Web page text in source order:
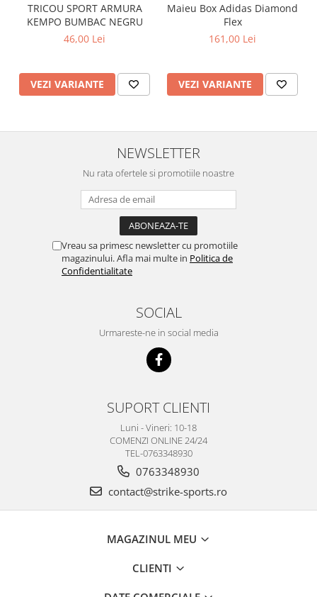
TRICOU SPORT ARMURA
KEMPO BUMBAC NEGRU
46,00 Lei
VEZI VARIANTE
Maieu Box Adidas Diamond
Flex
161,00 Lei
VEZI VARIANTE
NEWSLETTER
Nu rata ofertele si promotiile noastre
Vreau sa primesc newsletter cu promotiile
magazinului. Afla mai multe in Politica de
Confidentialitate
SOCIAL
Urmareste-ne in social media
SUPORT CLIENTI
Luni - Vineri: 10-18
COMENZI ONLINE 24/24
TEL-0763348930
0763348930
contact@strike-sports.ro
MAGAZINUL MEU
CLIENTI